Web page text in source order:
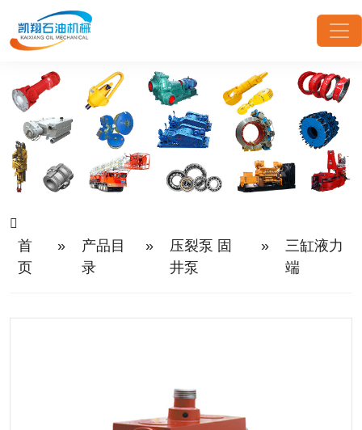
首
页
»
产品目
录
»
压裂泵 固
井泵
»
三缸液力
端